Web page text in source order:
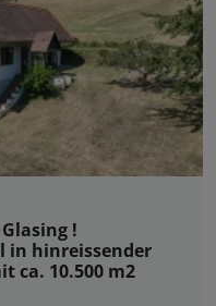
Glasing !
in hinreissender
ca. 10.500 m2